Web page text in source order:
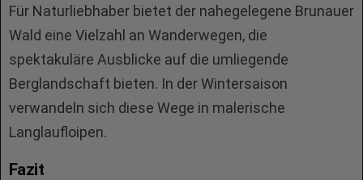
Für Naturliebhaber bietet der nahegelegene Brunauer
Wald eine Vielzahl an Wanderwegen, die
spektakuläre Ausblicke auf die umliegende
Berglandschaft bieten. In der Wintersaison
verwandeln sich diese Wege in malerische
Langlaufloipen.
Fazit